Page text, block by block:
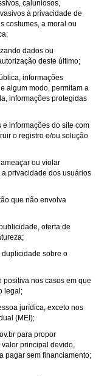
caluniosos,
à privacidade de
costumes, a moral ou
dados ou
deste último;
informações
algum modo, permitam a
informações protegidas
informações do site com
o registro e/ou solução
ou violar
privacidade dos usuários
que não envolva
oferta de
duplicidade sobre o
nos casos em que
legal;
jurídica, exceto nos
(MEI);
para propor
principal devido,
pagar sem financiamento;